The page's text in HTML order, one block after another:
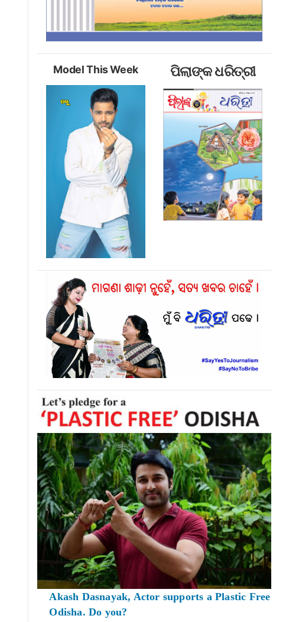
Model This Week ପିଲାଙ୍କ ଧରିତ୍ରୀ
Akash Dasnayak, Actor supports a Plastic Free
Odisha. Do you?